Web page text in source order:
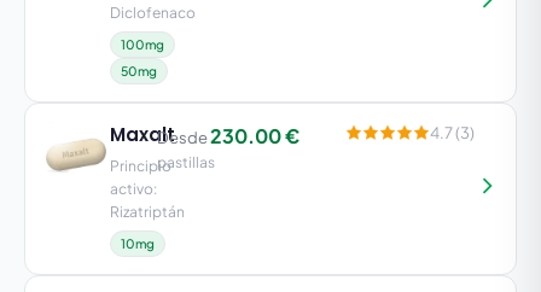
Diclofenaco
100mg
50mg
Maxalt
Principio
activo:
Rizatriptán
10mg
Desde230.00 €
pastillas
4.7 (3)